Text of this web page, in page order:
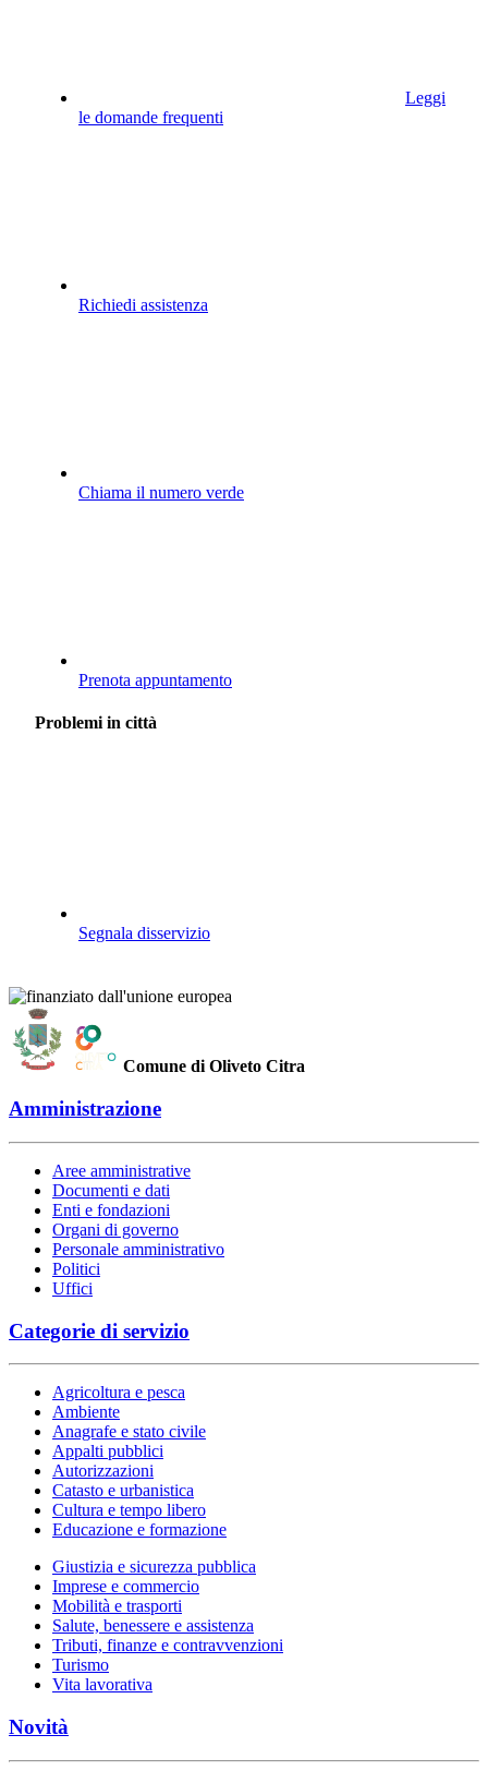
Leggi
le domande frequenti
Richiedi assistenza
Chiama il numero verde
Prenota appuntamento
Problemi in città
Segnala disservizio
Comune di Oliveto Citra
Amministrazione
Aree amministrative
Documenti e dati
Enti e fondazioni
Organi di governo
Personale amministrativo
Politici
Uffici
Categorie di servizio
Agricoltura e pesca
Ambiente
Anagrafe e stato civile
Appalti pubblici
Autorizzazioni
Catasto e urbanistica
Cultura e tempo libero
Educazione e formazione
Giustizia e sicurezza pubblica
Imprese e commercio
Mobilità e trasporti
Salute, benessere e assistenza
Tributi, finanze e contravvenzioni
Turismo
Vita lavorativa
Novità